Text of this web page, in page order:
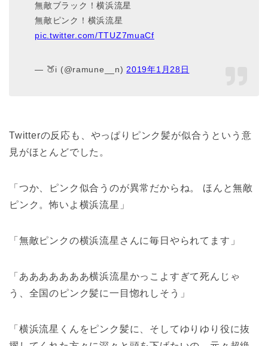
無敵ブラック！横浜流星
無敵ピンク！横浜流星
pic.twitter.com/TTUZ7muaCf
— 🍑i (@ramune__n) 2019年1 月 28日
Twitterの反応も、やっぱりピンク髪が似合うという意
見がほとんどでした。
「つか、ピンク似合うのが異常だからね。 ほんと無敵
ピンク。怖いよ横浜流星」
「無敵ピンクの横浜流星さんに毎日やられてます」
「あああああああ横浜流星かっこよすぎて死んじゃ
う、全国のピンク髪に一目惚れしそう」
「横浜流星くんをピンク髪に、そしてゆりゆり役に抜